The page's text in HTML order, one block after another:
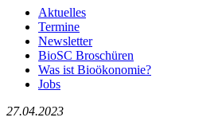
Aktuelles
Termine
Newsletter
BioSC Broschüren
Was ist Bioökonomie?
Jobs
27.04.2023